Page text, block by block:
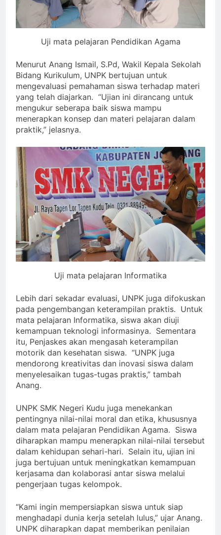
Uji mata pelajaran Pendidikan Agama
Menurut Anang Ismail, S.Pd, Wakil Kepala Sekolah
Bidang Kurikulum, UNPK bertujuan untuk
mengevaluasi pemahaman siswa terhadap materi
yang telah diajarkan. “Ujian ini dirancang untuk
mengukur seberapa baik siswa mampu
menerapkan konsep dan materi pelajaran dalam
praktik,” jelasnya.
Uji mata pelajaran Informatika
Lebih dari sekadar evaluasi, UNPK juga difokuskan
pada pengembangan keterampilan praktis. Untuk
mata pelajaran Informatika, siswa akan diuji
kemampuan teknologi informasinya. Sementara
itu, Penjaskes akan mengasah keterampilan
motorik dan kesehatan siswa. “UNPK juga
mendorong kreativitas dan inovasi siswa dalam
menyelesaikan tugas-tugas praktis,” tambah
Anang.
UNPK SMK Negeri Kudu juga menekankan
pentingnya nilai-nilai moral dan etika, khususnya
dalam mata pelajaran Pendidikan Agama. Siswa
diharapkan mampu menerapkan nilai-nilai tersebut
dalam kehidupan sehari-hari. Selain itu, ujian ini
juga bertujuan untuk meningkatkan kemampuan
kerjasama dan kolaborasi antar siswa melalui
pengerjaan tugas kelompok.
“Kami ingin mempersiapkan siswa untuk siap
menghadapi dunia kerja setelah lulus,” ujar Anang.
UNPK diharapkan dapat memberikan penilaian